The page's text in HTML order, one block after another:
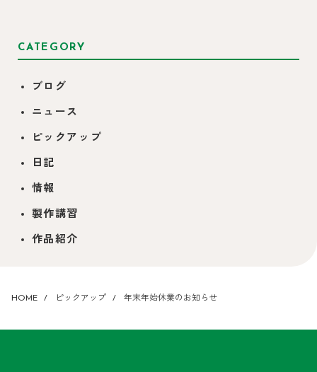
CATEGORY
ブログ
ニュース
ピックアップ
日記
情報
製作講習
作品紹介
HOME ピックアップ 年末年始休業のお知らせ